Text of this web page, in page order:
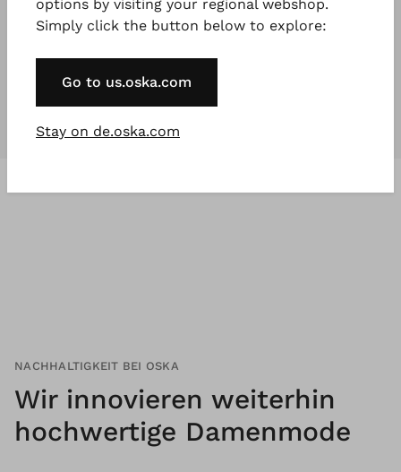
Unsere Kollektionensind fürjeden
der etwas Besonderes will.
NACHHALTIGKEIT BEI OSKA
Wir innovieren weiterhin
hochwertige Damenmode
options by visiting your regional webshop.
Simply click the button below to explore:
Go to us.oska.com
Stay on de.oska.com